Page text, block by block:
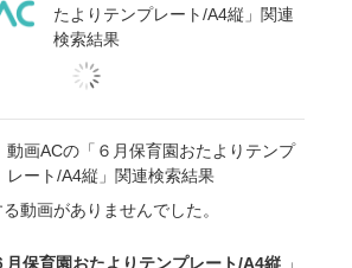
たよりテンプレート/A4縦」関連
検索結果
動画ACの「６月保育園おたよりテンプ
レート/A4縦」関連検索結果
動画がありませんでした。
月保育園おたよりテンプレート/A4縦 」